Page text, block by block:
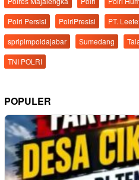
Polri Persisi
PolriPresisi PT.
spripimpoldajabar
Sumedang
TNI POLRI
POPULER